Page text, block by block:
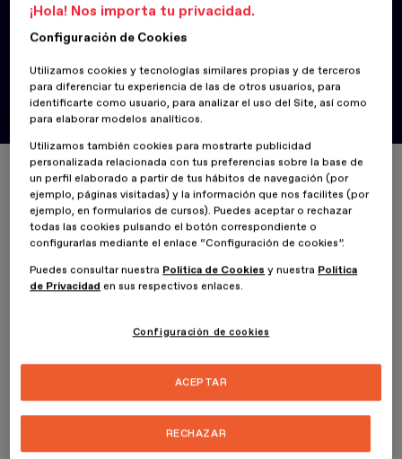
Noticias
ESDESIGN formará parte de
Iberonex
Inicio ESDESIGNERS ESDESIGN formará parte de Iberonex
universidades, empresas y organismos internacionales que
promoviendo la internacionalización de la educación superior en
Iberonexfavorece la unión constante entre el ámbito académico y
el profesional, proyectando internacionalmente
de éxito, estudios de referencia e ingenio.
¡Hola! Nos importa tu privacidad.
Configuración de Cookies
Utilizamos cookies y tecnologías similares propias y de terceros
para diferenciar tu experiencia de las de otros usuarios, para
identificarte como usuario, para analizar el uso del Site, así como
para elaborar modelos analíticos.
Utilizamos también cookies para mostrarte publicidad
personalizada relacionada con tus preferencias sobre la base de
un perfil elaborado a partir de tus hábitos de navegación (por
ejemplo, páginas visitadas) y la información que nos facilites (por
ejemplo, en formularios de cursos). Puedes aceptar o rechazar
todas las cookies pulsando el botón correspondiente o
configurarlas mediante el enlace “Configuración de cookies”.
Puedes consultar nuestra Política de Cookies y nuestra Política
de Privacidad en sus respectivos enlaces.
Configuración de cookies
RECHAZAR
ACEPTAR